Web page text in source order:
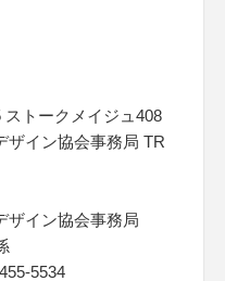
トークメイジュ408
ザイン協会事務局 TR
ザイン協会事務局
5534